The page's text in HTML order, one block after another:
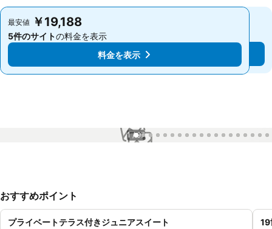
最安値 ￥19,188
5件のサイトの料金を表示
料金を表示
最安値 ￥19,188
5件のサイトの料金を表示
料金を表示
1 / 97
おすすめポイント
プライベートテラス付きジュニアスイート
19